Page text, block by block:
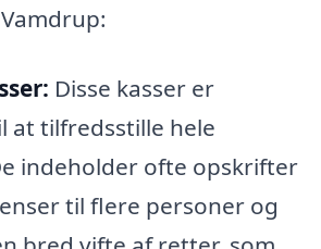
Disse kasser er
at tilfredsstille hele
indeholder ofte opskrifter
til flere personer og